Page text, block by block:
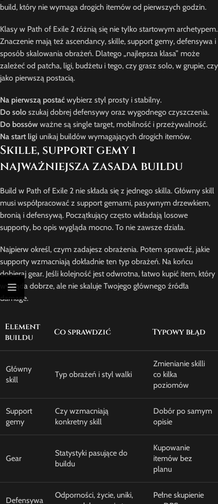
build, który nie wymaga drogich itemów od pierwszych godzin.
Klasy w Path of Exile 2 różnią się nie tylko startowym archetypem.
Znaczenie mają też ascendancy, skille, support gemy, defensywa i
sposób skalowania obrażeń. Dlatego „najlepsza klasa” może
zależeć od patcha, ligi, budżetu i tego, czy grasz solo, w grupie, czy
jako pierwszą postacią.
Na pierwszą postać wybierz styl prosty i stabilny.
Do solo szukaj dobrej defensywy oraz wygodnego czyszczenia.
Do bossów ważne są single target, mobilność i przeżywalność.
Na start ligi unikaj buildów wymagających drogich itemów.
Skille, support gemy i
najważniejsza zasada buildu
Build w Path of Exile 2 nie składa się z jednego skilla. Główny skill
musi współpracować z support gemami, pasywnym drzewkiem,
bronią i defensywą. Początkujący często wkładają losowe
supporty, bo opis wygląda mocno. To nie zawsze działa.
Najpierw określ, czym zadajesz obrażenia. Potem sprawdź, jakie
supporty wzmacniają dokładnie ten typ obrażeń. Na końcu
dobieraj gear. Jeśli kolejność jest odwrotna, łatwo kupić item, który
wygląda dobrze, ale nie skaluje Twojego głównego źródła
damage.
Element
buildu
Co sprawdzić Typowy błąd
Główny
skill
Typ obrażeń i styl walki
Zmienianie skilli
co kilka
poziomów
Support
gemy
Czy wzmacniają
konkretny skill
Dobór po samym
opisie
Gear
Statystyki pasujące do
buildu
Kupowanie
itemów bez
planu
Defensywa
Odporności, życie, uniki,
Pełne skupienie